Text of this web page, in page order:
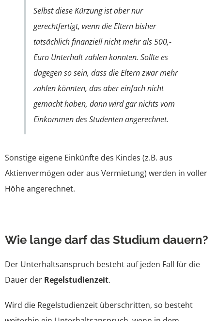
Selbst diese Kürzung ist aber nur
gerechtfertigt, wenn die Eltern bisher
tatsächlich finanziell nicht mehr als 500,-
Euro Unterhalt zahlen konnten. Sollte es
dagegen so sein, dass die Eltern zwar mehr
zahlen könnten, das aber einfach nicht
gemacht haben, dann wird gar nichts vom
Einkommen des Studenten angerechnet.
Sonstige eigene Einkünfte des Kindes (z.B. aus
Aktienvermögen oder aus Vermietung) werden in voller
Höhe angerechnet.
Wie lange darf das Studium dauern?
Der Unterhaltsanspruch besteht auf jeden Fall für die
Dauer der Regelstudienzeit.
Wird die Regelstudienzeit überschritten, so besteht